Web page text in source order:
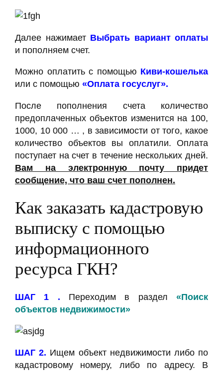
Далее нажимает Выбрать вариант оплаты
и пополняем счет.
Можно оплатить с помощью Киви-кошелька
или с помощью «Оплата госуслуг».
После пополнения счета количество
предоплаченных объектов изменится на 100,
1000, 10 000 … , в зависимости от того, какое
количество объектов вы оплатили. Оплата
поступает на счет в течение нескольких дней.
Вам на электронную почту придет
сообщение, что ваш счет пополнен.
Как заказать кадастровую
выписку с помощью
информационного
ресурса ГКН?
ШАГ 1 . Переходим в раздел «Поиск
объектов недвижимости»
ШАГ 2. Ищем объект недвижимости либо по
кадастровому номеру, либо по адресу. В